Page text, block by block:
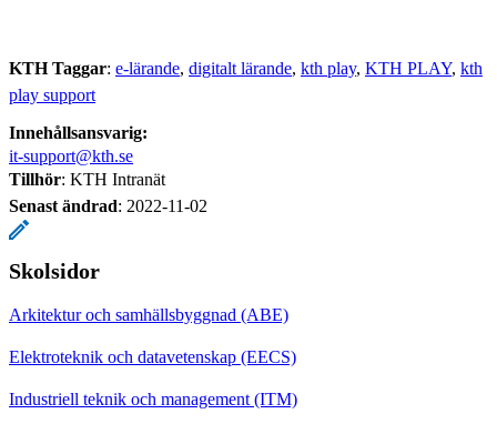
KTH Taggar: e-lärande digitalt lärande kth play KTH PLAY kth
play support
Innehållsansvarig:
it-support@kth.se
Tillhör: KTH Intranät
Senast ändrad: 2022-11-02
Skolsidor
Arkitektur och samhällsbyggnad (ABE)
Elektroteknik och datavetenskap (EECS)
Industriell teknik och management (ITM)